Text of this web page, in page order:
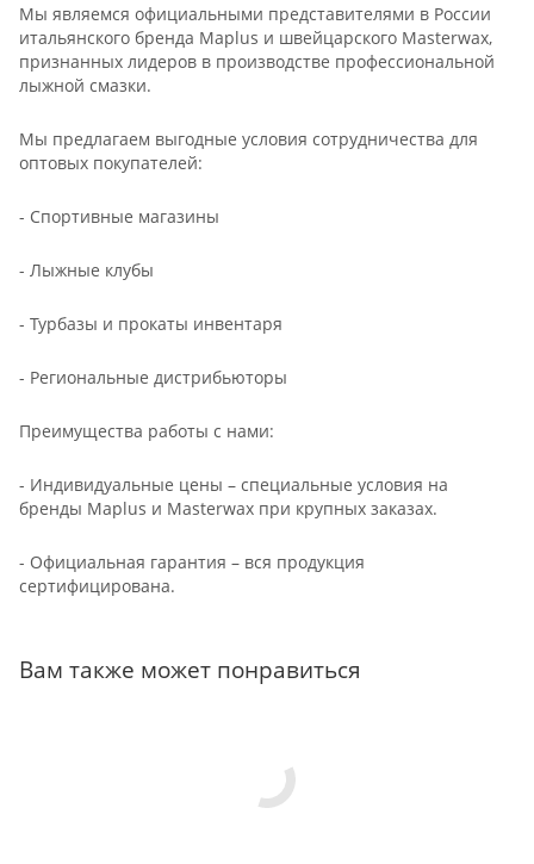
Мы являемся официальными представителями в России
итальянского бренда Maplus и швейцарского Masterwax,
признанных лидеров в производстве профессиональной
лыжной смазки.
Мы предлагаем выгодные условия сотрудничества для
оптовых покупателей:
- Спортивные магазины
- Лыжные клубы
- Турбазы и прокаты инвентаря
- Региональные дистрибьюторы
Преимущества работы с нами:
- Индивидуальные цены – специальные условия на
бренды Maplus и Masterwax при крупных заказах.
- Официальная гарантия – вся продукция
сертифицирована.
Вам также может понравиться